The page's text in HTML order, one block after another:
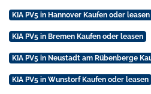
KIA PV5 in Hannover Kaufen oder leasen
KIA PV5 in Bremen Kaufen oder leasen
KIA PV5 in Neustadt am Rübenberge
KIA PV5 in Wunstorf Kaufen oder leasen